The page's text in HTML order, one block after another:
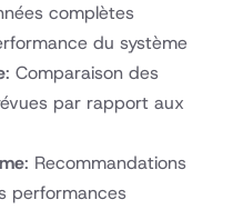
complètes
du système
: Comparaison des
par rapport aux
: Recommandations
performances